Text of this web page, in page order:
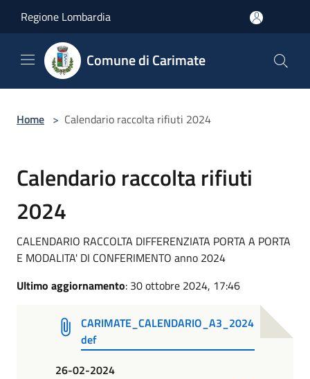
Regione Lombardia
Comune di Carimate
Home > Calendario raccolta rifiuti 2024
Calendario raccolta rifiuti
2024
CALENDARIO RACCOLTA DIFFERENZIATA PORTA A PORTA
E MODALITA' DI CONFERIMENTO anno 2024
Ultimo aggiornamento: 30 ottobre 2024, 17:46
CARIMATE_CALENDARIO_A3_2024
def
26-02-2024